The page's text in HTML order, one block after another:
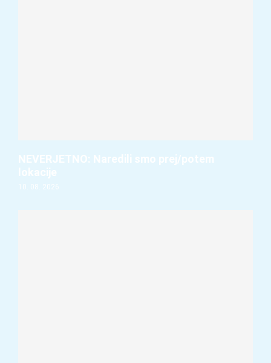
NEVERJETNO: Naredili smo prej/potem
lokacije
10. 08. 2026